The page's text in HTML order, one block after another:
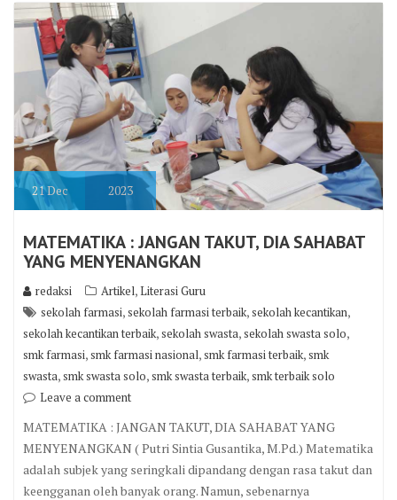
21Dec 2023
MATEMATIKA : JANGAN TAKUT, DIA SAHABAT
YANG MENYENANGKAN
redaksi Artikel,Literasi Guru
sekolah farmasi,sekolah farmasi terbaik,sekolah kecantikan,
sekolah kecantikan terbaik,sekolah swasta,sekolah swasta solo,
smk farmasi,smk farmasi nasional,smk farmasi terbaik,smk
swasta,smk swasta solo,smk swasta terbaik,smk terbaik solo
Leave a comment
MATEMATIKA : JANGAN TAKUT, DIA SAHABAT YANG
MENYENANGKAN ( Putri Sintia Gusantika, M.Pd.) Matematika
adalah subjek yang seringkali dipandang dengan rasa takut dan
keengganan oleh banyak orang. Namun, sebenarnya